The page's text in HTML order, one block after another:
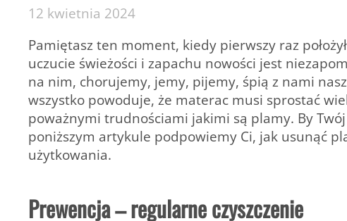
12 kwietnia 2024
Pamiętasz ten moment, kiedy pierwszy raz
uczucie świeżości i zapachu nowości jest
na nim, chorujemy, jemy, pijemy, śpią z nami
wszystko powoduje, że materac musi sprostać
poważnymi trudnościami jakimi są plamy. By
poniższym artykule podpowiemy Ci, jak usunąć
użytkowania.
Prewencja – regularne czyszczenie